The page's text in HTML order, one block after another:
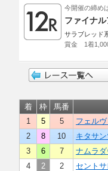
今開催の締め
ファイナ
サラブレッド
賞金 1着
着 枠 馬番
1
5 5 フェル
2
8 10 キタサ
3
6 7 ナムラ
4
2 2 セント